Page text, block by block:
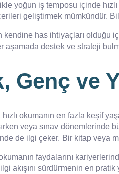
yoğun iş temposu içinde
geliştirmek mümkündür.
kendine has ihtiyaçları olduğu
aşamada destek ve strateji
Genç ve
hızlı okumanın en fazla keşif
veya sınav dönemlerinde
de ilgi çeker. Bir kitap veya
okumanın faydalarını
akışını sürdürmenin en